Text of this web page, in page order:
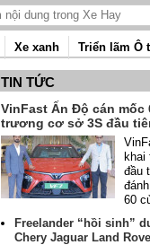
Xe xanh Triển lãm Ô
TIN TỨC
VinFast Ấn Độ cán mốc
trương cơ sở 3S đầu
khai
đầu
60
Freelander “hồi sinh”
Chery Jaguar Land